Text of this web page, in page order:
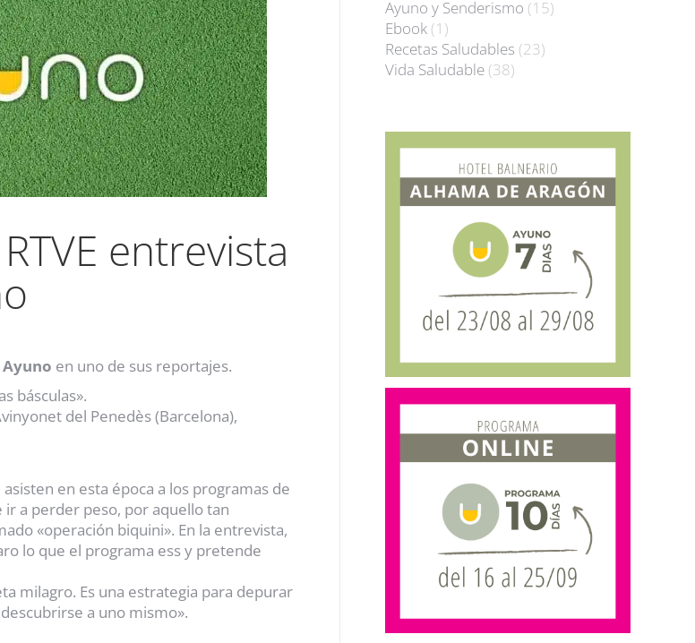
entrevista
en uno de sus reportajes.
básculas».
del Penedès (Barcelona),
en esta época a los programas de
ir a perder peso, por aquello tan
«operación biquini». En la entrevista,
lo que el programa ess y pretende
milagro. Es una estrategia para depurar
a uno mismo».
Ayuno y Senderismo (15)
Ebook (1)
Recetas Saludables (23)
Vida Saludable (38)